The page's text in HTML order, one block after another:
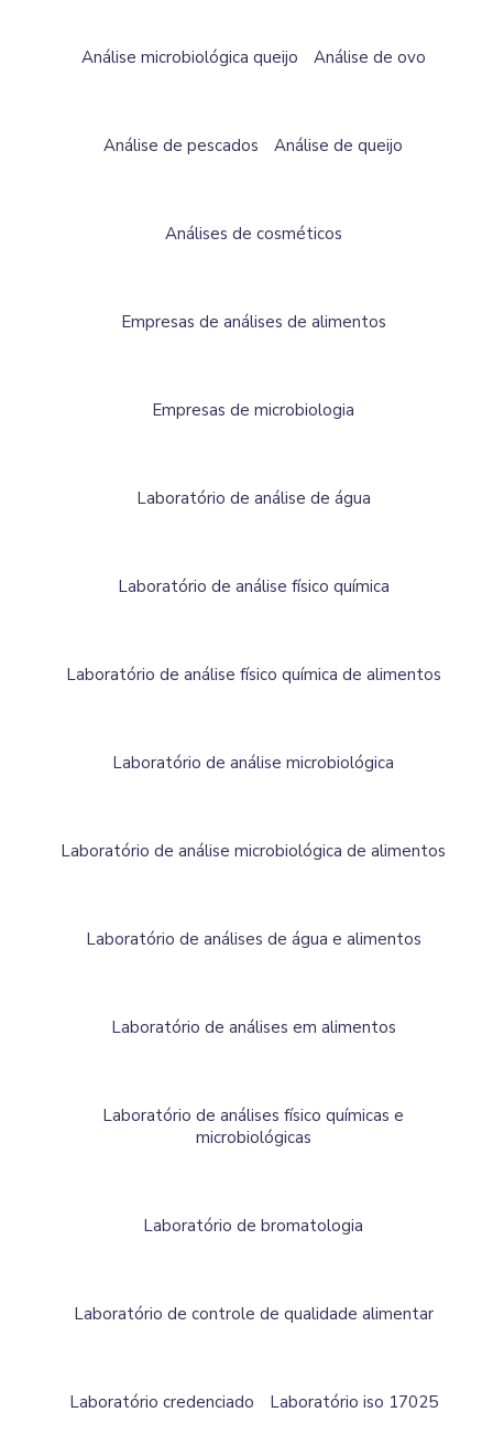
Análise microbiológica queijo Análise de ovo
Análise de pescados Análise de queijo
Análises de cosméticos
Empresas de análises de alimentos
Empresas de microbiologia
Laboratório de análise de água
Laboratório de análise físico química
Laboratório de análise físico química de alimentos
Laboratório de análise microbiológica
Laboratório de análise microbiológica de alimentos
Laboratório de análises de água e alimentos
Laboratório de análises em alimentos
Laboratório de análises físico químicas e
microbiológicas
Laboratório de bromatologia
Laboratório de controle de qualidade alimentar
Laboratório credenciado Laboratório iso 17025